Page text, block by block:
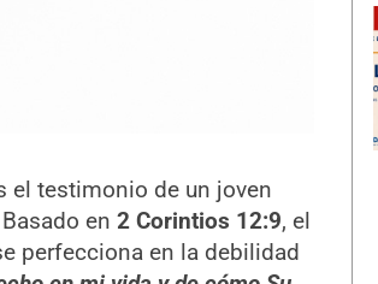
el testimonio de un joven
en 2 Corintios 12:9, el
perfecciona en la debilidad